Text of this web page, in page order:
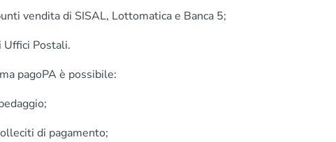
vendita di SISAL, Lottomatica e Banca 5;
Uffici Postali.
pagoPA è possibile:
di pagamento;